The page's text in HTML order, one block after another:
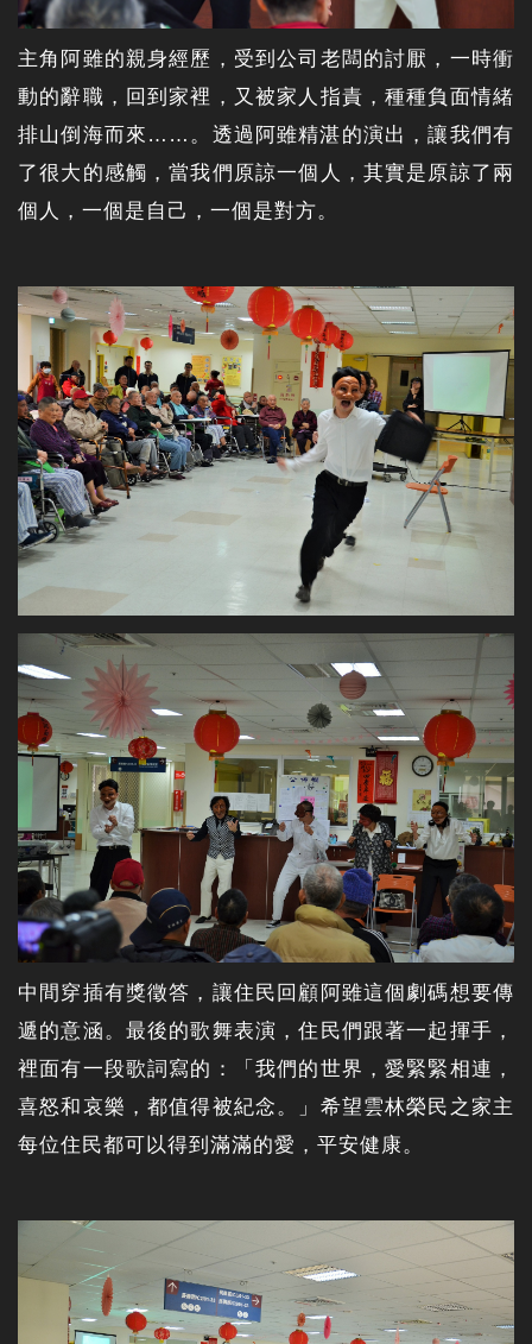
主角阿雖的親身經歷，受到公司老闆的討厭，一時衝
動的辭職，回到家裡，又被家人指責，種種負面情緒
排山倒海而來……。透過阿雖精湛的演出，讓我們有
了很大的感觸，當我們原諒一個人，其實是原諒了兩
個人，一個是自己，一個是對方。
中間穿插有獎徵答，讓住民回顧阿雖這個劇碼想要傳
遞的意涵。最後的歌舞表演，住民們跟著一起揮手，
裡面有一段歌詞寫的：「我們的世界，愛緊緊相連，
喜怒和哀樂，都值得被紀念。」希望雲林榮民之家主
每位住民都可以得到滿滿的愛，平安健康。